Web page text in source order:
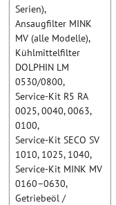
Serien),
Ansaugfilter MINK
MV (alle Modelle),
Kühlmittelfilter
DOLPHIN LM
0530/0800,
Service-Kit R5 RA
0025, 0040, 0063,
0100,
Service-Kit SECO SV
1010, 1025, 1040,
Service-Kit MINK MV
0160–0630,
Getriebeöl /